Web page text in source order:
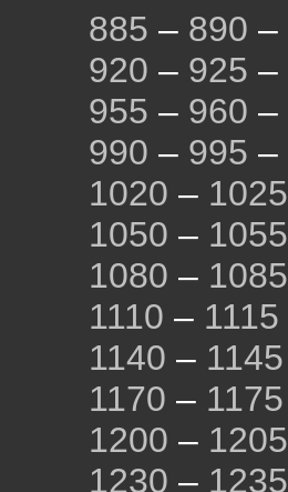
885 – 890 –
920 – 925 –
955 – 960 –
990 – 995 –
1020 – 1025
1050 – 1055
1080 – 1085
1110 – 1115
1140 – 1145
1170 – 1175
1200 – 1205
1230 – 1235